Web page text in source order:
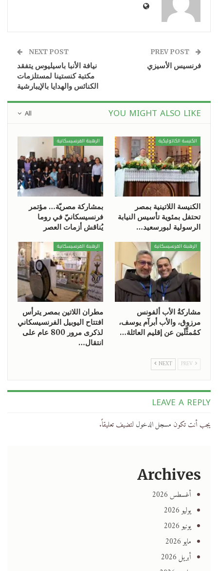
فرنسيس الأسيزي
NEXT POST
نيافة الأنبا باسيليوس يتفقد
مكتبة كنستينا لمستلزمات
الكنائس والهدايا بالإيبارشية
All YOU MIGHT ALSO LIKE
الكنيسة الكاثوليكية
الكنيسة اللاتينية بمصر
تحتفل بمئوية تأسيس النيابة
الرسولية لبورسعيد…
الرهبنة الفرنسيسكانية
بمشاركة مصريّة… مؤتمر
فرنسيسكانيّ في روما
يُناقش أزمات العصر
الرهبنة الفرنسيسكانية
مشاركةُ الأب ألفونس
مرزوق، والأب أبرآم يوسف،
كمُمثِّلَين عن إقليم العائلة…
الرهبنة الفرنسيسكانية
مطران اللاتين بمصر يترأس
افتتاح اليوبيل الفرنسيسكاني
لذكرى مرور 800 عام على
انتقال…
NEXT
LEAVE A REPLY
يجب أنت تكون مسجل الدخول لتضيف تعليقاً.
Archives
أغسطس 2026
يوليو 2026
يونيو 2026
مايو 2026
أبريل 2026